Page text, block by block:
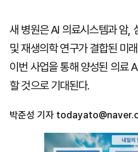
새 병원은 AI 의료시스템과 암,
및 재생의학 연구가 결합된 미
이번 사업을 통해 양성된 의료
할 것으로 기대된다.
박준성 기자